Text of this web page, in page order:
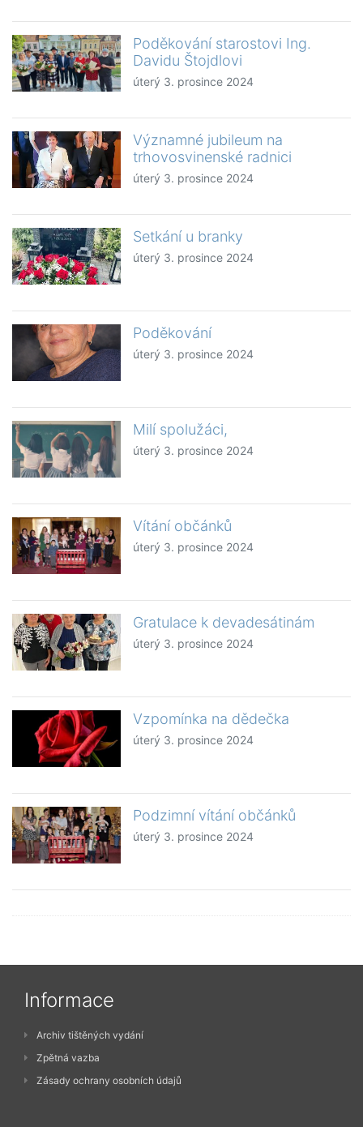
Poděkování starostovi Ing.
Davidu Štojdlovi
úterý 3. prosince 2024
Významné jubileum na
trhovosvinenské radnici
úterý 3. prosince 2024
Setkání u branky
úterý 3. prosince 2024
Poděkování
úterý 3. prosince 2024
Milí spolužáci,
úterý 3. prosince 2024
Vítání občánků
úterý 3. prosince 2024
Gratulace k devadesátinám
úterý 3. prosince 2024
Vzpomínka na dědečka
úterý 3. prosince 2024
Podzimní vítání občánků
úterý 3. prosince 2024
Informace
Archiv tištěných vydání
Zpětná vazba
Zásady ochrany osobních údajů